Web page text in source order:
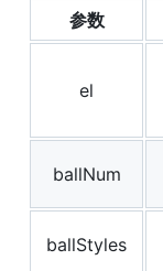
参数
el
ballNum
ballStyles